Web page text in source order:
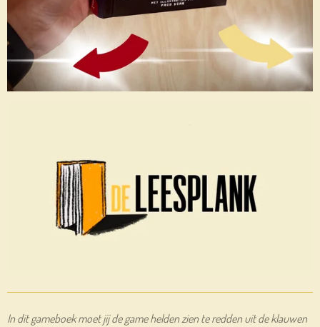
In dit gameboek moet jij de game helden zien te redden uit de klauwen